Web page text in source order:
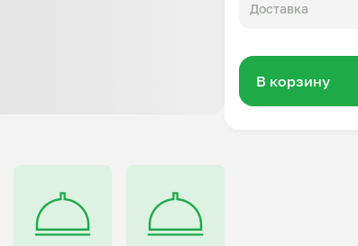
Доставка
В корзину